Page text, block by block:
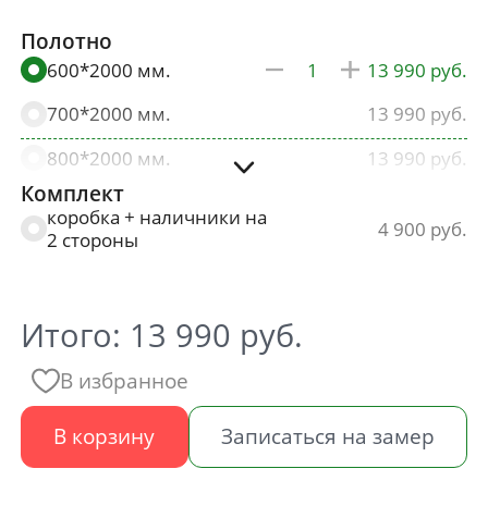
Полотно
600*2000 мм.
13 990
700*2000 мм.
13 990
800*2000 мм.
13 990
900*2000 мм.
Комплект
коробка + наличники на
2 стороны
4 900
Итого: 13 990 руб.
В избранное
В корзину
Записаться на замер